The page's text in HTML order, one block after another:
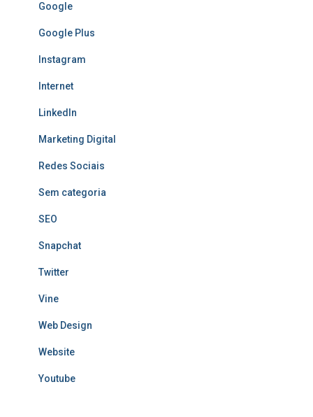
Google
Google Plus
Instagram
Internet
LinkedIn
Marketing Digital
Redes Sociais
Sem categoria
SEO
Snapchat
Twitter
Vine
Web Design
Website
Youtube